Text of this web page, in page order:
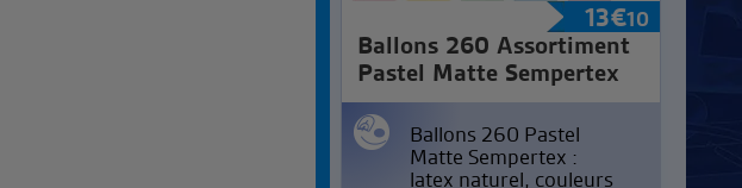
13€10
Ballons 260 Assortiment
Pastel Matte Sempertex
Ballons 260 Pastel
Matte Sempertex :
latex naturel, couleurs